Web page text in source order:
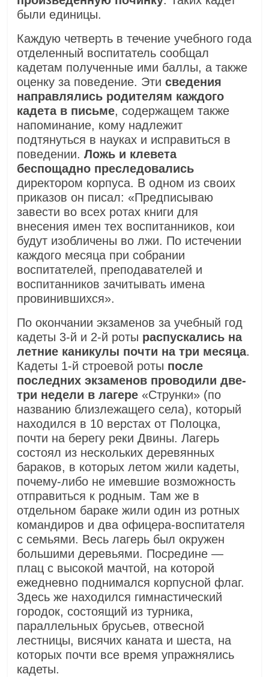
были единицы.
Каждую четверть в течение учебного года
отделенный воспитатель сообщал
кадетам полученные ими баллы, а также
оценку за поведение. Этисведения
направлялись родителям каждого
кадета в письме, содержащем также
напоминание, кому надлежит
подтянуться в науках и исправиться в
поведении.Ложь и клевета
беспощадно преследовались
директором корпуса. В одном из своих
приказов он писал: «Предписываю
завести во всех ротах книги для
внесения имен тех воспитанников, кои
будут изобличены во лжи. По истечении
каждого месяца при собрании
воспитателей, преподавателей и
воспитанников зачитывать имена
провинившихся».
По окончании экзаменов за учебный год
кадеты 3-й и 2-й роты распускались на
летние каникулы почти на три месяца.
Кадеты 1-й строевой роты после
последних экзаменов проводили две-
три недели в лагере «Струнки» (по
названию близлежащего села), который
находился в 10 верстах от Полоцка,
почти на берегу реки Двины. Лагерь
состоял из нескольких деревянных
бараков, в которых летом жили кадеты,
почему-либо не имевшие возможность
отправиться к родным. Там же в
отдельном бараке жили один из ротных
командиров и два офицера-воспитателя
с семьями. Весь лагерь был окружен
большими деревьями. Посредине —
плац с высокой мачтой, на которой
ежедневно поднимался корпусной флаг.
Здесь же находился гимнастический
городок, состоящий из турника,
параллельных брусьев, отвесной
лестницы, висячих каната и шеста, на
которых почти все время упражнялись
кадеты.